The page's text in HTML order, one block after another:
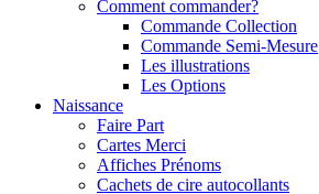
Comment commander?
Commande Collection
Commande Semi-Mesure
Les illustrations
Les Options
Naissance
Faire Part
Cartes Merci
Affiches Prénoms
Cachets de cire autocollants